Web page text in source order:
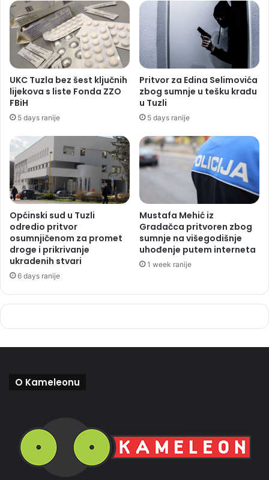
UKC Tuzla bez šest ključnih
lijekova s liste Fonda ZZO
FBiH
5 days ranije
Pritvor za Edina Selimovića
zbog sumnje u tešku krađu
u Tuzli
5 days ranije
Općinski sud u Tuzli
odredio pritvor
osumnjičenom za promet
droge i prikrivanje
ukradenih stvari
6 days ranije
Mustafa Mehić iz
Gradačca pritvoren zbog
sumnje na višegodišnje
uhođenje putem interneta
1 week ranije
O Kameleonu